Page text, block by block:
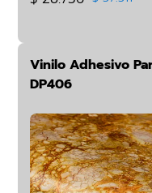
Vinilo Adhesivo
DP406